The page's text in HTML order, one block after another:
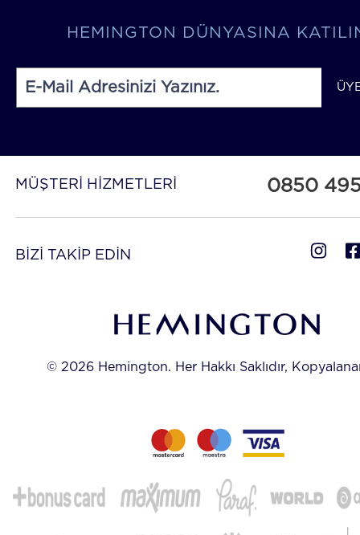
HEMINGTON DÜNYASINA
MÜŞTERİ HİZMETLERİ 0850
BİZİ TAKİP EDİN
© 2026 Hemington. Her Hakkı Saklıdır,